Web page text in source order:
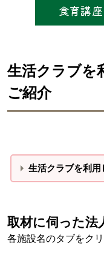
生活クラブを
ご紹介
生活クラブを利
取材に伺った法
各施設名のタブをク